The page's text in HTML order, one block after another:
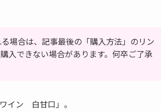
場合は、記事最後の「購入方法」のリン
入できない場合があります。何卒ご了承
イン 白甘口」。